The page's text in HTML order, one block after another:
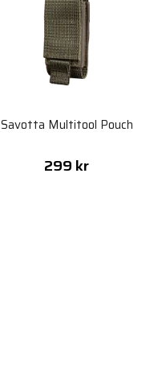
Savotta Multitool Pouch
299 kr